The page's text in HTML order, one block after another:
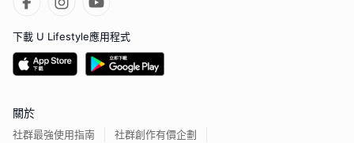
下載 U Lifestyle應用程式
關於
社群最強使用指南
社群創作有價企劃